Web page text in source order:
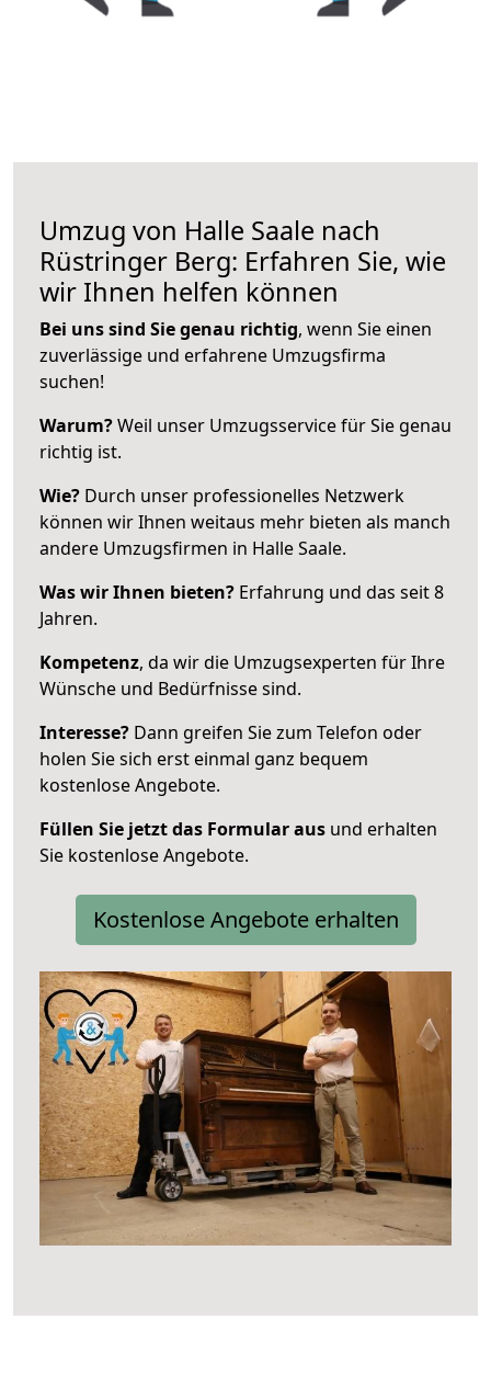
Umzug von Halle Saale nach
Rüstringer Berg: Erfahren Sie, wie
wir Ihnen helfen können
Bei uns sind Sie genau richtig, wenn Sie einen
zuverlässige und erfahrene Umzugsfirma
suchen!
Warum?Weil unser Umzugsservice für Sie genau
richtig ist.
Wie? Durch unser professionelles Netzwerk
können wir Ihnen weitaus mehr bieten als manch
andere Umzugsfirmen in Halle Saale.
Was wir Ihnen bieten? Erfahrung und das seit 8
Jahren.
Kompetenz, da wir die Umzugsexperten für Ihre
Wünsche und Bedürfnisse sind.
Interesse? Dann greifen Sie zum Telefon oder
holen Sie sich erst einmal ganz bequem
kostenlose Angebote.
Füllen Sie jetzt das Formular aus und erhalten
Sie kostenlose Angebote.
Kostenlose Angebote erhalten